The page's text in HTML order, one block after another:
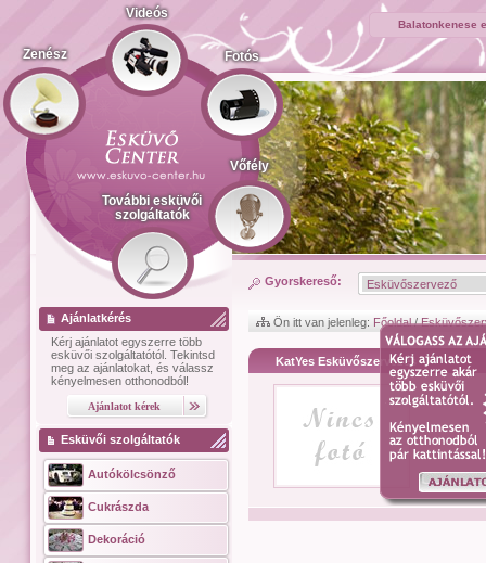
Balatonkenese
Zenész
Videós
Fotós
Vőfély
További esküvői
szolgáltatók
Ajánlatkérés
Kérj ajánlatot egyszerre több
esküvői szolgáltatótól. Tekintsd
meg az ajánlatokat, és válassz
kényelmesen otthonodból!
Esküvői szolgáltatók
Autókölcsönző
Cukrászda
Dekoráció
Gyorskereső:
Ön itt van jelenleg: Főoldal/
KatYes Esküvőszervezés